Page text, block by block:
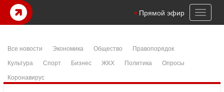
Toggle
Прямой эфир
Все новости Экономика Общество
Правопорядок
Культура
Спорт Бизнес ЖКХ Политика
Опросы
Коронавирус